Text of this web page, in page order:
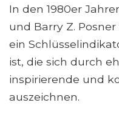
In den 1980er
und Barry Z.
ein
ist, die sich durch
inspirierende und
auszeichnen.